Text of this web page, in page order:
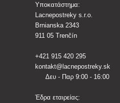
Υποκατάστημα:
Lacnepostreky s.r.o.
Brnianska 2343
911 05 Trenčín
+421 915 420 295
kontakt@lacnepostreky.sk
Δευ - Παρ 9:00 - 16:00
Έδρα εταιρείας: